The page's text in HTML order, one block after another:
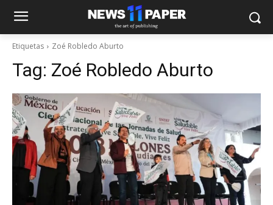
Etiquetas Zoé Robledo Aburto
Tag: Zoé Robledo Aburto